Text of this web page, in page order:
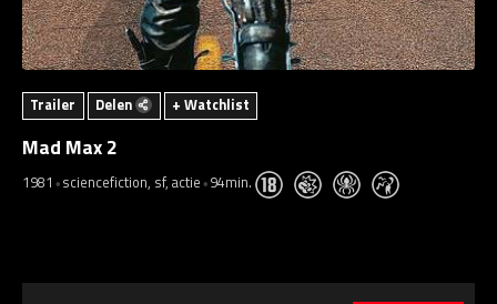
Trailer Delen + Watchlist
Mad Max 2
1981 sciencefiction, sf, actie 94min.